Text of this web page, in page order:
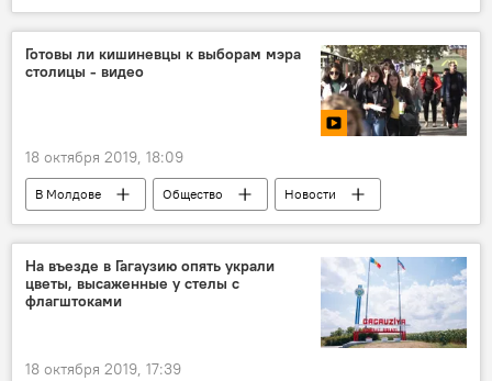
Сказано в эфире
Готовы ли кишиневцы к выборам мэра
столицы - видео
18 октября 2019, 18:09
В Молдове Общество
Новости
Мультимедиа
Видео
Новости Кишинева
На въезде в Гагаузию опять украли
цветы, высаженные у стелы с
флагштоками
18 октября 2019, 17:39